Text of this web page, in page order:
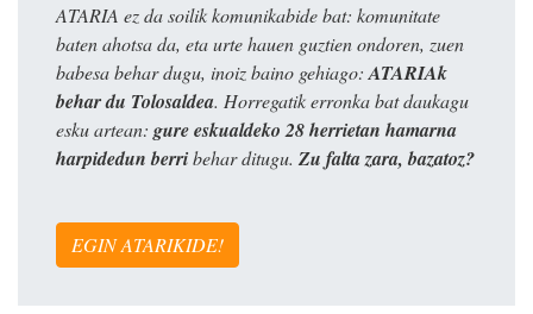
ATARIA ez da soilik komunikabide bat: komunitate
baten ahotsa da, eta urte hauen guztien ondoren, zuen
babesa behar dugu, inoiz baino gehiago: ATARIAk
behar du Tolosaldea. Horregatik erronka bat daukagu
esku artean: gure eskualdeko 28 herrietan hamarna
harpidedun berribehar ditugu. Zu falta zara, bazatoz?
EGIN ATARIKIDE!